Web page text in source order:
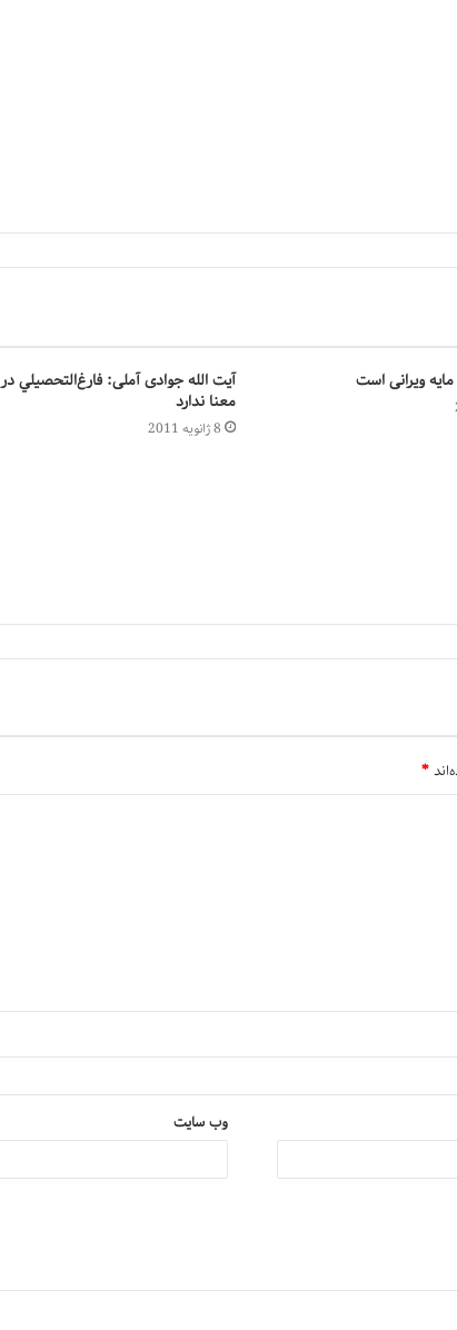
ویرانی است
آیت الله جوادی آملی: فارغ‌التحصيلي
معنا ندارد
8 ژانویه 2011
*
وب‌ سایت